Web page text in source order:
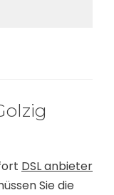
DSL anbieter
Sie die